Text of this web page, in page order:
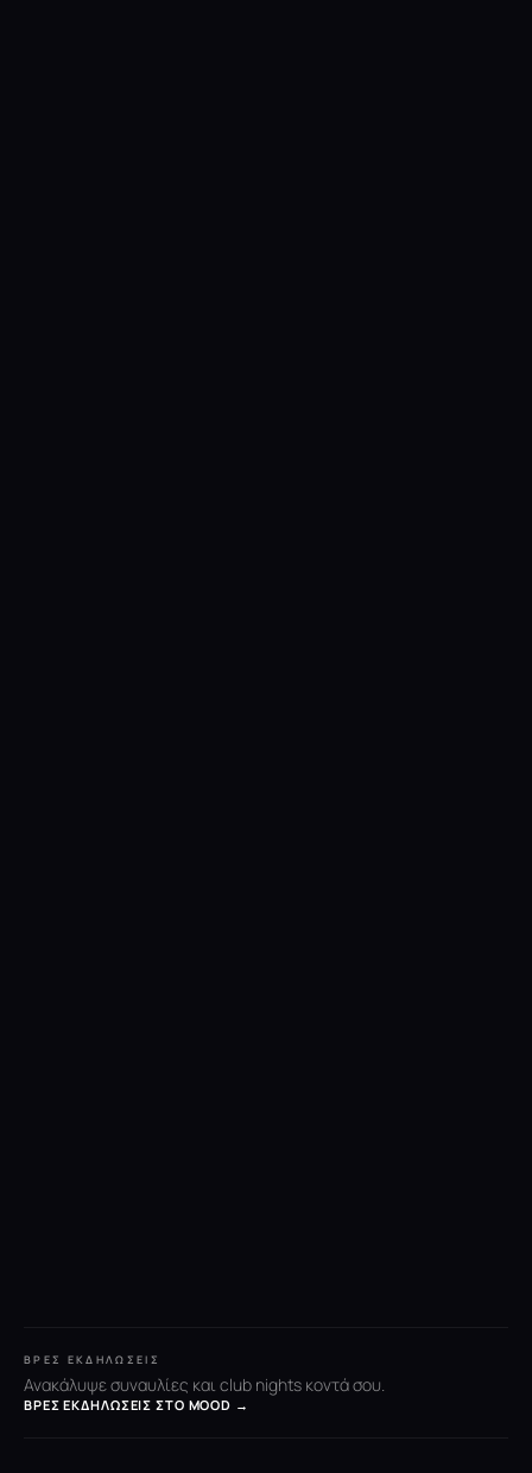
ΒΡΕΣ ΕΚΔΗΛΏΣΕΙΣ
Ανακάλυψε συναυλίες και club nights κοντά σου.
ΒΡΕΣ ΕΚΔΗΛΏΣΕΙΣ ΣΤΟ MOOD →